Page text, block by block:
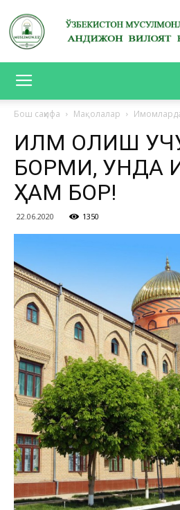
Бош саҳифа Мақолалар
ИЛМ ОЛИШ
БОРМИ, УНДА
ҲАМ БОР!
22.06.2020 1350